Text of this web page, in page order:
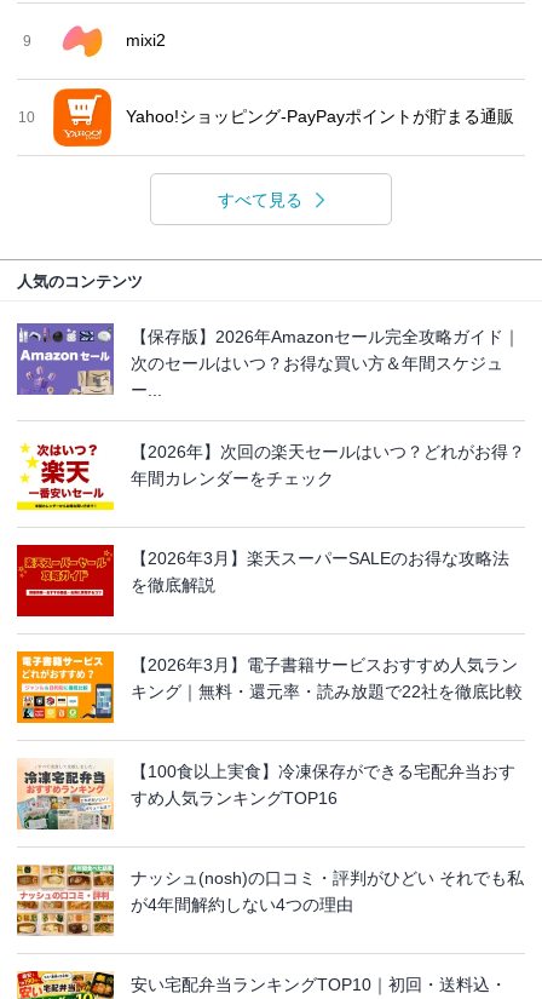
9 mixi2
10 Yahoo!ショッピング-PayPayポイントが貯まる通販
すべて見る
人気のコンテンツ
【保存版】2026年Amazonセール完全攻略ガイド｜
次のセールはいつ？お得な買い方＆年間スケジュ
ー...
【2026年】次回の楽天セールはいつ？どれがお得？
年間カレンダーをチェック
【2026年3月】楽天スーパーSALEのお得な攻略法
を徹底解説
【2026年3月】電子書籍サービスおすすめ人気ラン
キング｜無料・還元率・読み放題で22社を徹底比較
【100食以上実食】冷凍保存ができる宅配弁当おす
すめ人気ランキングTOP16
ナッシュ(nosh)の口コミ・評判がひどい それでも私
が4年間解約しない4つの理由
安い宅配弁当ランキングTOP10｜初回・送料込・